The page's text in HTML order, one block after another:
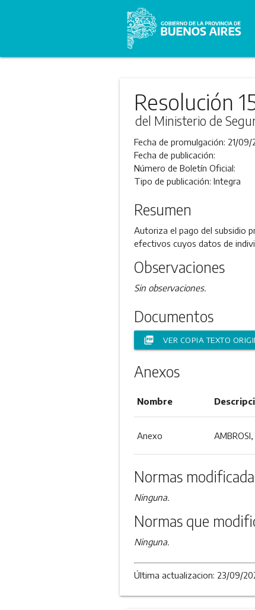
Resolución
del Ministerio de
Fecha de promulgación: 21/09/
Fecha de publicación:
Número de Boletín Oficial:
Tipo de publicación: Integra
Resumen
Autoriza el pago del subsidio
efectivos cuyos datos de
Observaciones
Sin observaciones.
Documentos
picture_as_pdf VER COPIA TEXTO
Anexos
Nombre
Anexo
Normas
Ninguna.
Normas que
Ninguna.
Última actualizacion: 23/09/